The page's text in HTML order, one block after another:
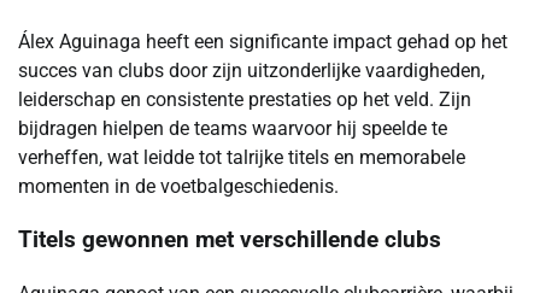
Álex Aguinaga heeft een significante impact gehad op het
succes van clubs door zijn uitzonderlijke vaardigheden,
leiderschap en consistente prestaties op het veld. Zijn
bijdragen hielpen de teams waarvoor hij speelde te
verheffen, wat leidde tot talrijke titels en memorabele
momenten in de voetbalgeschiedenis.
Titels gewonnen met verschillende clubs